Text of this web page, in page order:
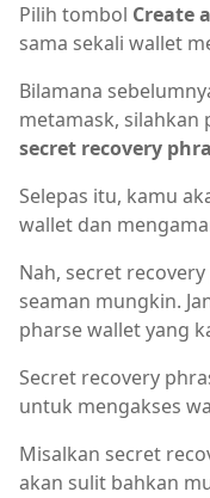
Pilih tombol Create
sama sekali wallet
Bilamana
metamask, silahkan
secret recovery
Selepas itu, kamu
wallet dan
Nah, secret
seaman mungkin.
pharse wallet yang
Secret recovery
untuk mengakses
Misalkan secret
akan sulit bahkan